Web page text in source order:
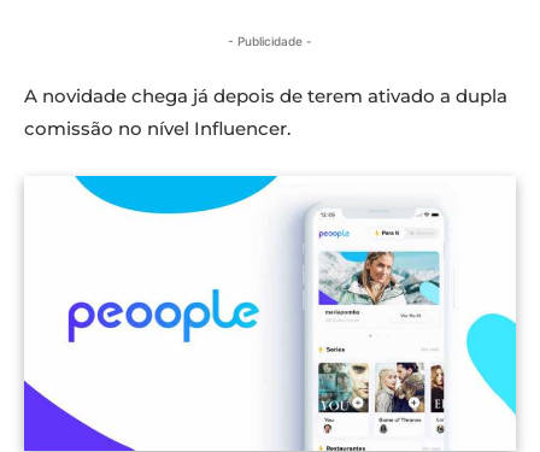
- Publicidade -
A novidade chega já depois de terem ativado a dupla
comissão no nível Influencer.